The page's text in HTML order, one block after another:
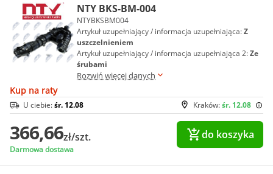
NTY BKS-BM-004
NTYBKSBM004
Artykuł uzupełniający / informacja uzupełniająca:Z
uszczelnieniem
Artykuł uzupełniający / informacja uzupełniająca 2:Ze
śrubami
Rozwiń więcej danych
Kup na raty
Kraków:śr. 12.08
U ciebie:śr. 12.08
366,66zł/szt.
Darmowa dostawa
do koszyka